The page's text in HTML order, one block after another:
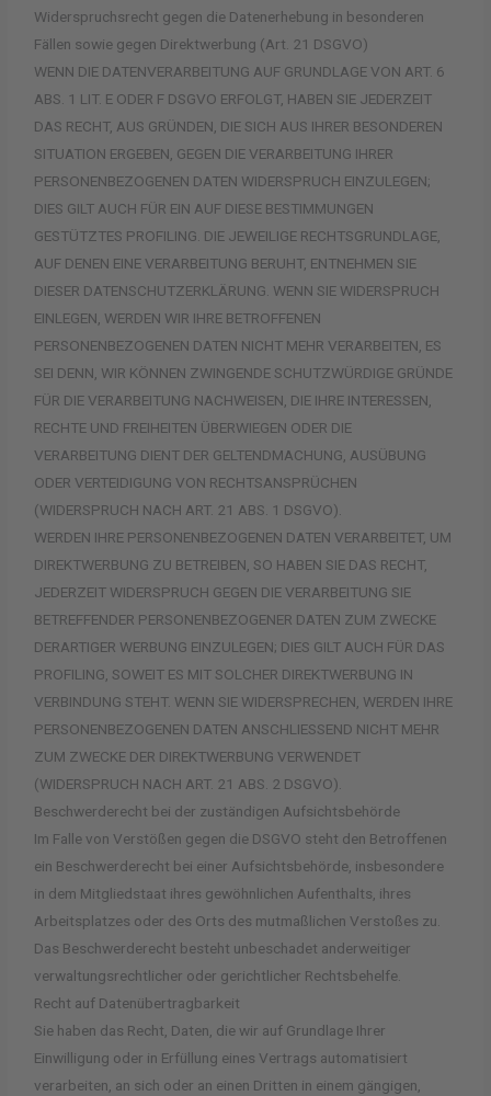
Widerspruchsrecht gegen die Datenerhebung in besonderen
Fällen sowie gegen Direktwerbung (Art. 21 DSGVO)
WENN DIE DATENVERARBEITUNG AUF GRUNDLAGE VON ART. 6
ABS. 1 LIT. E ODER F DSGVO ERFOLGT, HABEN SIE JEDERZEIT
DAS RECHT, AUS GRÜNDEN, DIE SICH AUS IHRER BESONDEREN
SITUATION ERGEBEN, GEGEN DIE VERARBEITUNG IHRER
PERSONENBEZOGENEN DATEN WIDERSPRUCH EINZULEGEN;
DIES GILT AUCH FÜR EIN AUF DIESE BESTIMMUNGEN
GESTÜTZTES PROFILING. DIE JEWEILIGE RECHTSGRUNDLAGE,
AUF DENEN EINE VERARBEITUNG BERUHT, ENTNEHMEN SIE
DIESER DATENSCHUTZERKLÄRUNG. WENN SIE WIDERSPRUCH
EINLEGEN, WERDEN WIR IHRE BETROFFENEN
PERSONENBEZOGENEN DATEN NICHT MEHR VERARBEITEN, ES
SEI DENN, WIR KÖNNEN ZWINGENDE SCHUTZWÜRDIGE GRÜNDE
FÜR DIE VERARBEITUNG NACHWEISEN, DIE IHRE INTERESSEN,
RECHTE UND FREIHEITEN ÜBERWIEGEN ODER DIE
VERARBEITUNG DIENT DER GELTENDMACHUNG, AUSÜBUNG
ODER VERTEIDIGUNG VON RECHTSANSPRÜCHEN
(WIDERSPRUCH NACH ART. 21 ABS. 1 DSGVO).
WERDEN IHRE PERSONENBEZOGENEN DATEN VERARBEITET, UM
DIREKTWERBUNG ZU BETREIBEN, SO HABEN SIE DAS RECHT,
JEDERZEIT WIDERSPRUCH GEGEN DIE VERARBEITUNG SIE
BETREFFENDER PERSONENBEZOGENER DATEN ZUM ZWECKE
DERARTIGER WERBUNG EINZULEGEN; DIES GILT AUCH FÜR DAS
PROFILING, SOWEIT ES MIT SOLCHER DIREKTWERBUNG IN
VERBINDUNG STEHT. WENN SIE WIDERSPRECHEN, WERDEN IHRE
PERSONENBEZOGENEN DATEN ANSCHLIESSEND NICHT MEHR
ZUM ZWECKE DER DIREKTWERBUNG VERWENDET
(WIDERSPRUCH NACH ART. 21 ABS. 2 DSGVO).
Beschwerde­recht bei der zuständigen Aufsichts­behörde
Im Falle von Verstößen gegen die DSGVO steht den Betroffenen
ein Beschwerderecht bei einer Aufsichtsbehörde, insbesondere
in dem Mitgliedstaat ihres gewöhnlichen Aufenthalts, ihres
Arbeitsplatzes oder des Orts des mutmaßlichen Verstoßes zu.
Das Beschwerderecht besteht unbeschadet anderweitiger
verwaltungsrechtlicher oder gerichtlicher Rechtsbehelfe.
Recht auf Daten­übertrag­barkeit
Sie haben das Recht, Daten, die wir auf Grundlage Ihrer
Einwilligung oder in Erfüllung eines Vertrags automatisiert
verarbeiten, an sich oder an einen Dritten in einem gängigen,